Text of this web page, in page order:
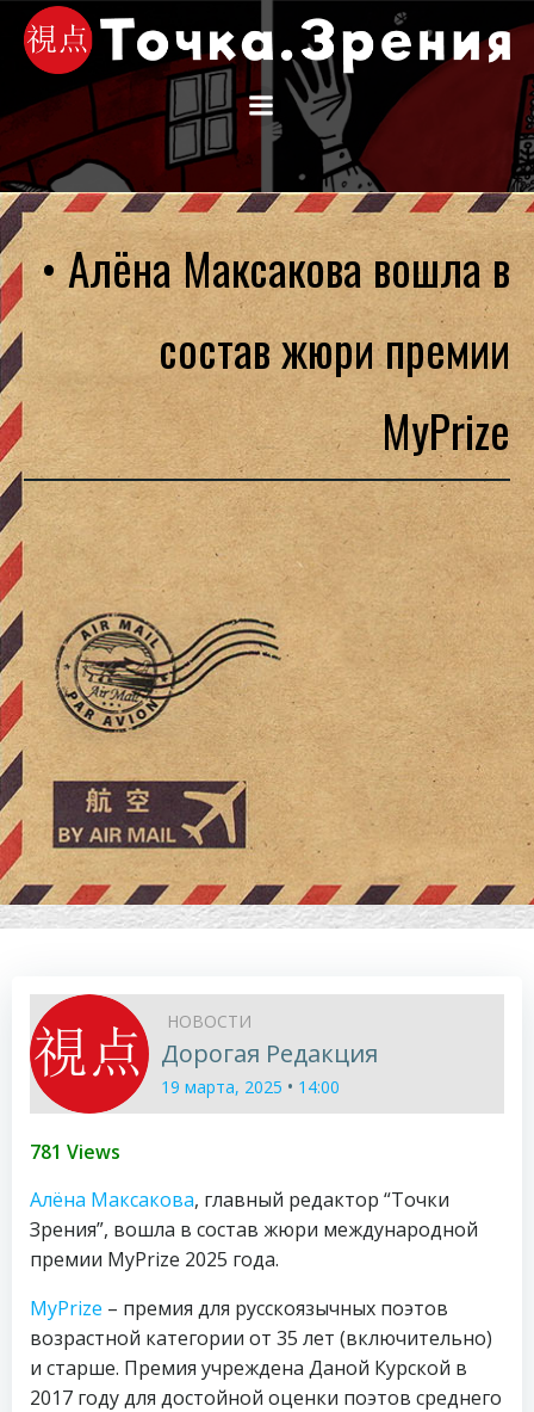
Перейти
к
содержимому
• Алёна Максакова вошла в
состав жюри премии
MyPrize
НОВОСТИ
Дорогая Редакция
19 марта, 2025 • 14:00
781 Views
Алёна Максакова, главный редактор “Точки
Зрения”, вошла в состав жюри международной
премии MyPrize 2025 года.
MyPrize – премия для русскоязычных поэтов
возрастной категории от 35 лет (включительно)
и старше. Премия учреждена Даной Курской в
2017 году для достойной оценки поэтов среднего